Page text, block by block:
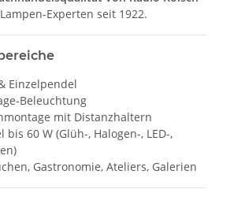
Experten seit 1922.
Einzelpendel
Beleuchtung
mit Distanzhaltern
bis 60 W (Glüh-, Halogen-, LED-,
Gastronomie, Ateliers, Galerien